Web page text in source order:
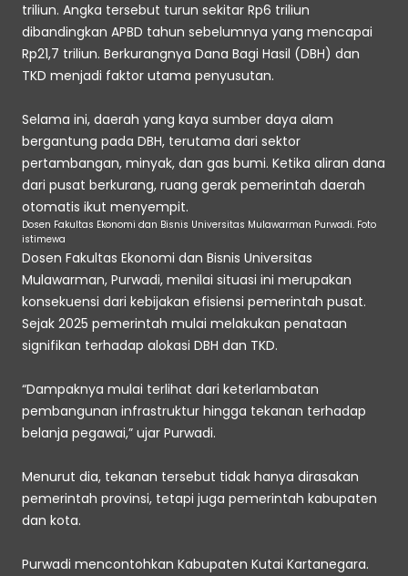
triliun. Angka tersebut turun sekitar Rp6 triliun
dibandingkan APBD tahun sebelumnya yang mencapai
Rp21,7 triliun. Berkurangnya Dana Bagi Hasil (DBH) dan
TKD menjadi faktor utama penyusutan.
Selama ini, daerah yang kaya sumber daya alam
bergantung pada DBH, terutama dari sektor
pertambangan, minyak, dan gas bumi. Ketika aliran dana
dari pusat berkurang, ruang gerak pemerintah daerah
otomatis ikut menyempit.
Dosen Fakultas Ekonomi dan Bisnis Universitas Mulawarman Purwadi. Foto
istimewa
Dosen Fakultas Ekonomi dan Bisnis Universitas
Mulawarman, Purwadi, menilai situasi ini merupakan
konsekuensi dari kebijakan efisiensi pemerintah pusat.
Sejak 2025 pemerintah mulai melakukan penataan
signifikan terhadap alokasi DBH dan TKD.
“Dampaknya mulai terlihat dari keterlambatan
pembangunan infrastruktur hingga tekanan terhadap
belanja pegawai,” ujar Purwadi.
Menurut dia, tekanan tersebut tidak hanya dirasakan
pemerintah provinsi, tetapi juga pemerintah kabupaten
dan kota.
Purwadi mencontohkan Kabupaten Kutai Kartanegara.